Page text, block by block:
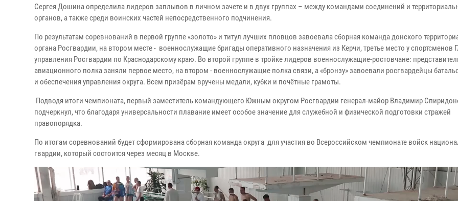
Сергея Дошина определила лидеров заплывов в личном зачете и в двух группах – между командами соединений и
органов, а также среди воинских частей непосредственного подчинения.
По результатам соревнований в первой группе «золото» и титул лучших пловцов завоевала сборная команда донского
органа Росгвардии, на втором месте - военнослужащие бригады оперативного назначения из Керчи, третье место у спортсменов
управления Росгвардии по Краснодарскому краю. Во второй группе в тройке лидеров военнослужащие-ростовчане:
авиационного полка заняли первое место, на втором - военнослужащие полка связи, а «бронзу» завоевали росгвардейцы
и обеспечения управления округа. Всем призёрам вручены медали, кубки и почётные грамоты.
Подводя итоги чемпионата, первый заместитель командующего Южным округом Росгвардии генерал-майор Владимир
подчеркнул, что благодаря универсальности плавание имеет особое значение для служебной и физической подготовки стражей
правопорядка.
По итогам соревнований будет сформирована сборная команда округа для участия во Всероссийском чемпионате войск
гвардии, который состоится через месяц в Москве.